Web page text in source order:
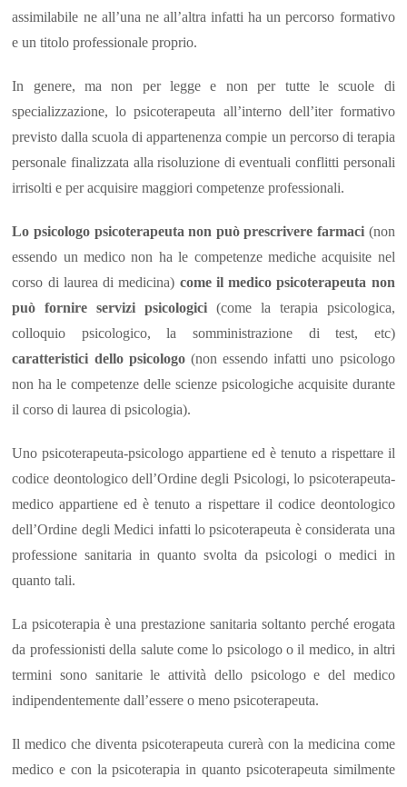
assimilabile ne all’una ne all’altra infatti ha un percorso formativo
e un titolo professionale proprio.
In genere, ma non per legge e non per tutte le scuole di
specializzazione, lo psicoterapeuta all’interno dell’iter formativo
previsto dalla scuola di appartenenza compie un percorso di terapia
personale finalizzata alla risoluzione di eventuali conflitti personali
irrisolti e per acquisire maggiori competenze professionali.
Lo psicologo psicoterapeuta non può prescrivere farmaci(non
essendo un medico non ha le competenze mediche acquisite nel
corso di laurea di medicina) come il medico psicoterapeuta non
può fornire servizi psicologici (come la terapia psicologica,
colloquio psicologico, la somministrazione di test, etc)
caratteristici dello psicologo(non essendo infatti uno psicologo
non ha le competenze delle scienze psicologiche acquisite durante
il corso di laurea di psicologia).
Uno psicoterapeuta-psicologo appartiene ed è tenuto a rispettare il
codice deontologico dell’Ordine degli Psicologi, lo psicoterapeuta-
medico appartiene ed è tenuto a rispettare il codice deontologico
dell’Ordine degli Medici infatti lo psicoterapeuta è considerata una
professione sanitaria in quanto svolta da psicologi o medici in
quanto tali.
La psicoterapia è una prestazione sanitaria soltanto perché erogata
da professionisti della salute come lo psicologo o il medico, in altri
termini sono sanitarie le attività dello psicologo e del medico
indipendentemente dall’essere o meno psicoterapeuta.
Il medico che diventa psicoterapeuta curerà con la medicina come
medico e con la psicoterapia in quanto psicoterapeuta similmente